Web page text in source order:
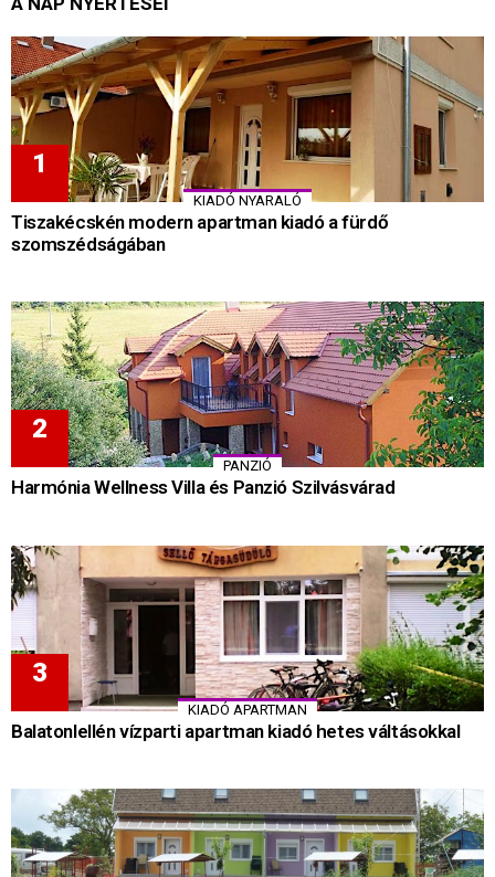
KIADÓ NYARALÓ
Tiszakécskén modern apartman kiadó a fürdő
szomszédságában
PANZIÓ
Harmónia Wellness Villa és Panzió Szilvásvárad
KIADÓ APARTMAN
Balatonlellén vízparti apartman kiadó hetes váltásokkal